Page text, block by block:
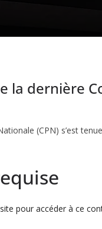
la dernière
(CPN) s’est
pour accéder à ce